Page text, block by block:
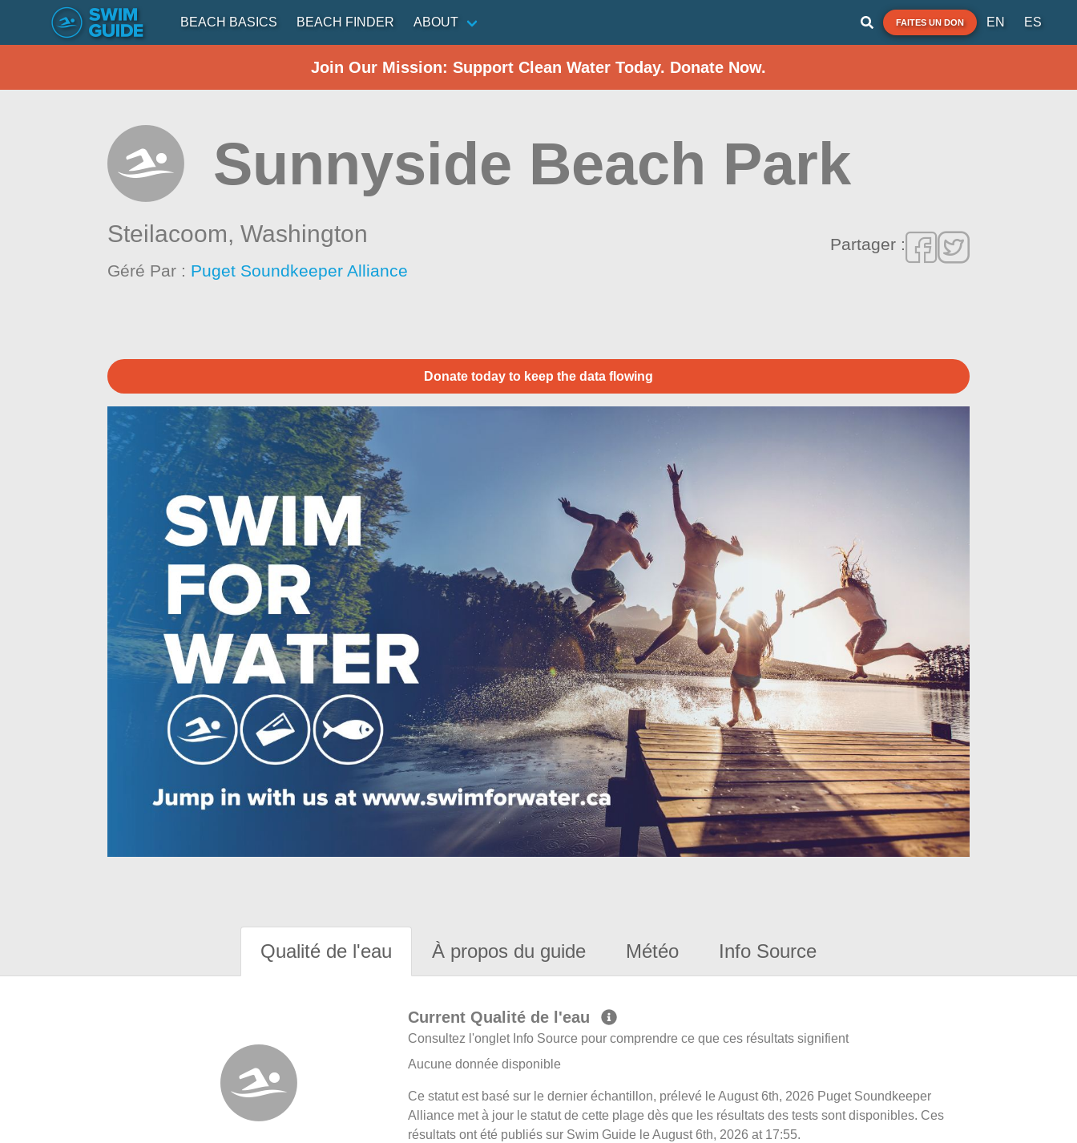
BEACH BASICS BEACH FINDER ABOUT FAITES UN DON EN ES
Join Our Mission: Support Clean Water Today. Donate Now.
Sunnyside Beach Park
Steilacoom,Washington
Géré Par : Puget Soundkeeper Alliance
Partager :
Donate today to keep the data flowing
Qualité de l'eau À propos du guide Météo Info Source
Current Qualité de l'eau
Consultez l'onglet Info Source pour comprendre ce que ces résultats signifient
Aucune donnée disponible
Ce statut est basé sur le dernier échantillon, prélevé le August 6th, 2026 Puget Soundkeeper
Alliance met à jour le statut de cette plage dès que les résultats des tests sont disponibles. Ces
résultats ont été publiés sur Swim Guide le August 6th, 2026 at 17:55.